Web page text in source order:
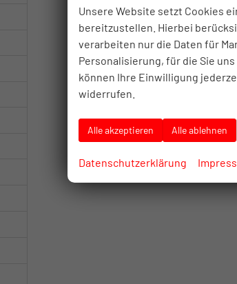
Unsere Website setzt Cookies
bereitzustellen. Hierbei
verarbeiten nur die Daten für
Personalisierung, für die Sie
können Ihre Einwilligung
widerrufen.
Alle akzeptieren Alle ablehnen
Datenschutzerklärung